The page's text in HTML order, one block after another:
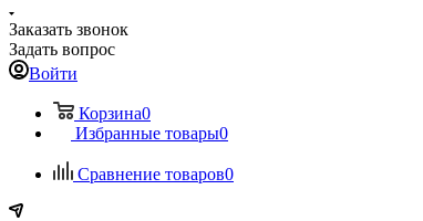
Заказать звонок
Задать вопрос
Войти
Корзина0
Избранные товары0
Сравнение товаров0